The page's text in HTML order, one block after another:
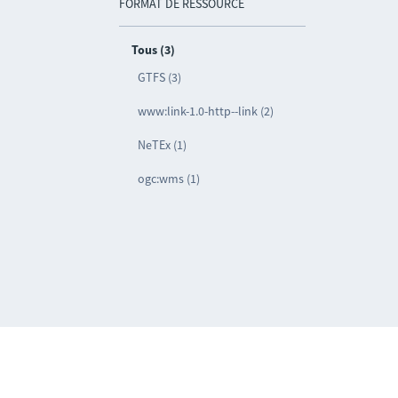
FORMAT DE RESSOURCE
Tous (3)
GTFS (3)
www:link-1.0-http--link (2)
NeTEx (1)
ogc:wms (1)